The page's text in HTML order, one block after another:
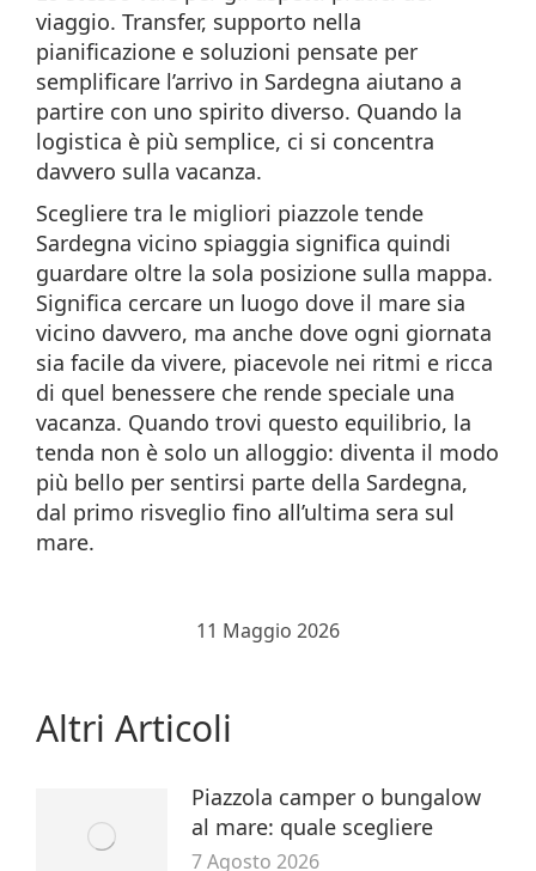
viaggio. Transfer, supporto nella
pianificazione e soluzioni pensate per
semplificare l’arrivo in Sardegna aiutano a
partire con uno spirito diverso. Quando la
logistica è più semplice, ci si concentra
davvero sulla vacanza.
Scegliere tra le migliori piazzole tende
Sardegna vicino spiaggia significa quindi
guardare oltre la sola posizione sulla mappa.
Significa cercare un luogo dove il mare sia
vicino davvero, ma anche dove ogni giornata
sia facile da vivere, piacevole nei ritmi e ricca
di quel benessere che rende speciale una
vacanza. Quando trovi questo equilibrio, la
tenda non è solo un alloggio: diventa il modo
più bello per sentirsi parte della Sardegna,
dal primo risveglio fino all’ultima sera sul
mare.
11 Maggio 2026
Altri Articoli
Piazzola camper o bungalow
al mare: quale scegliere
7 Agosto 2026